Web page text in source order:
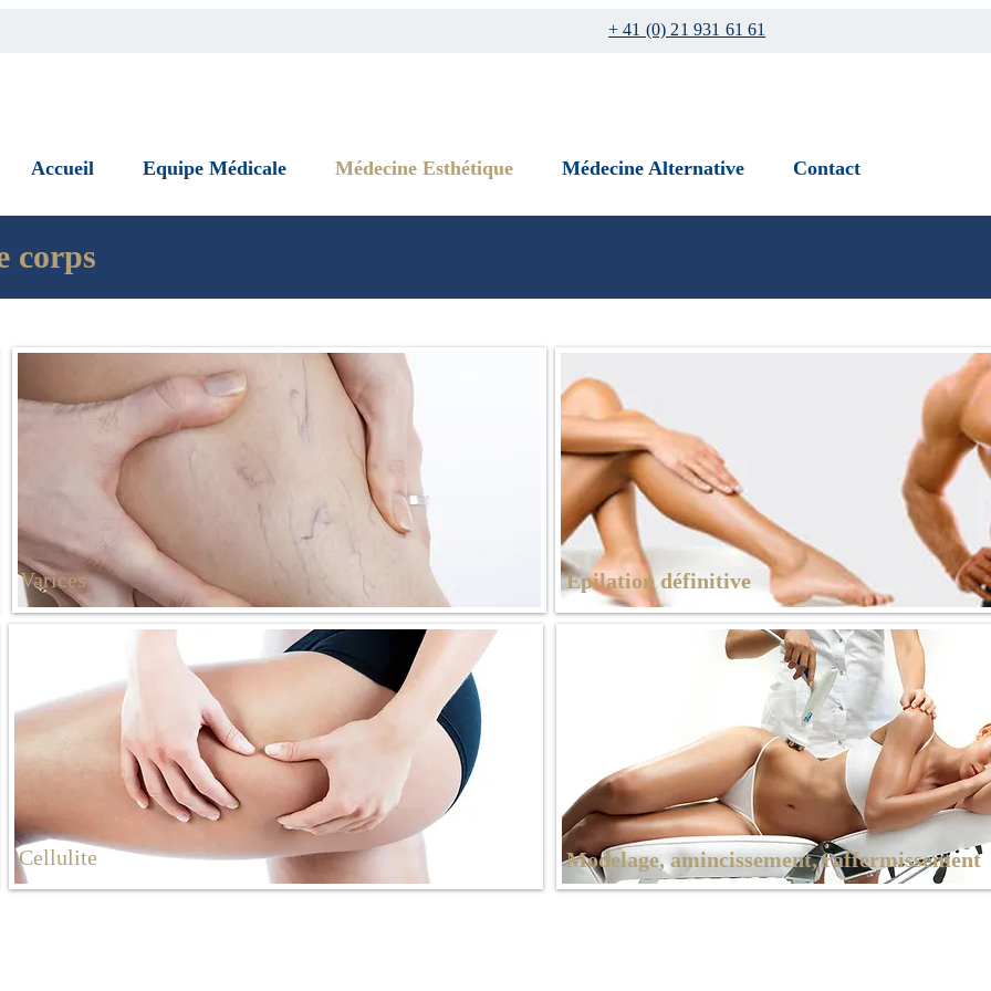
+ 41 (0) 21 931 61 61
Accueil Equipe Médicale Médecine Esthétique Médecine Alternative Contact
corps
Epilation définitive
Cellulite Modelage, amincissement,raffermissement
Varices